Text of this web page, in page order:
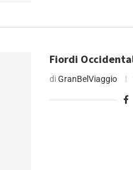
Fiordi
diGranBelViaggio